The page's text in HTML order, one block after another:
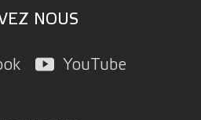
NOUS
YouTube